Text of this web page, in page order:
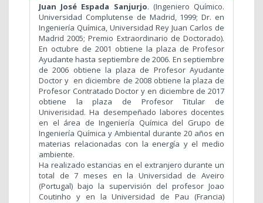
Juan José Espada Sanjurjo. (Ingeniero Químico.
Universidad Complutense de Madrid, 1999; Dr. en
Ingeniería Química, Universidad Rey Juan Carlos de
Madrid 2005; Premio Extraordinario de Doctorado).
En octubre de 2001 obtiene la plaza de Profesor
Ayudante hasta septiembre de 2006. En septiembre
de 2006 obtiene la plaza de Profesor Ayudante
Doctor y en diciembre de 2008 obtiene la plaza de
Profesor Contratado Doctor y en diciembre de 2017
obtiene la plaza de Profesor Titular de
Univerisidad. Ha desempeñado labores docentes
en el área de Ingeniería Química del Grupo de
Ingeniería Química y Ambiental durante 20 años en
materias relacionadas con la energía y el medio
ambiente.
Ha realizado estancias en el extranjero durante un
total de 7 meses en la Universidad de Aveiro
(Portugal) bajo la supervisión del profesor Joao
Coutinho y en la Universidad de Pau (Francia)